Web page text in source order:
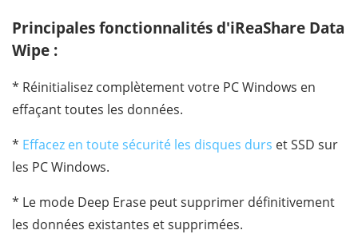
Principales fonctionnalités d'iReaShare Data
Wipe :
* Réinitialisez complètement votre PC Windows en
effaçant toutes les données.
* Effacez en toute sécurité les disques durs et SSD sur
les PC Windows.
* Le mode Deep Erase peut supprimer définitivement
les données existantes et supprimées.